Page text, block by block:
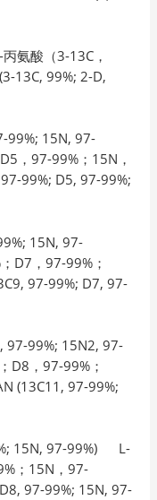
氨酸（3-13C，
13C, 99%; 2-D,
99%; 15N, 97-
，97-99%；15N，
99%; D5, 97-99%;
15N, 97-
，97-99%；
97-99%; D7, 97-
97-99%; 15N2, 97-
，97-99%；
(13C11, 97-99%;
15N, 97-99%) L-
；15N，97-
97-99%; 15N, 97-